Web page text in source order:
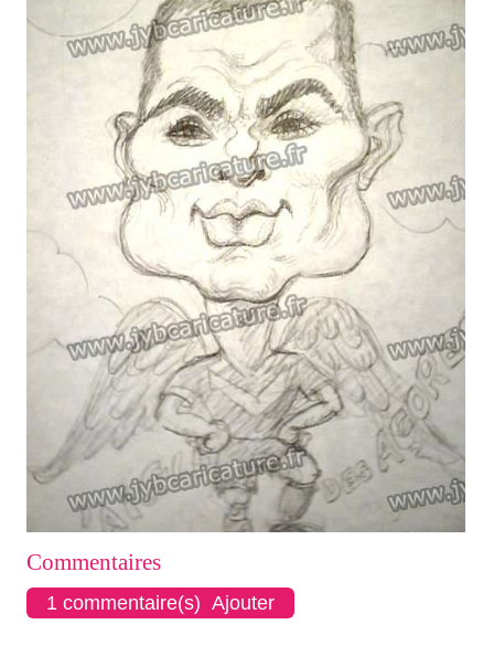
Commentaires
1 commentaire(s) Ajouter